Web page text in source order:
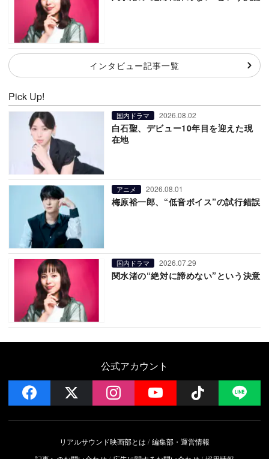
インタビュー記事一覧
Pick Up!
国内ドラマ 2026.08.02
白石聖、デビュー10年目を迎えた現
在地
アニメ 2026.08.01
梅原裕一郎、“低音ボイス”の試行錯誤
国内ドラマ 2026.07.29
関水渚の“絶対に諦めない”という決意
公式アカウント
facebook instagramYouTube Follow
リアルサウンド映画部とは
編集部・運営情報